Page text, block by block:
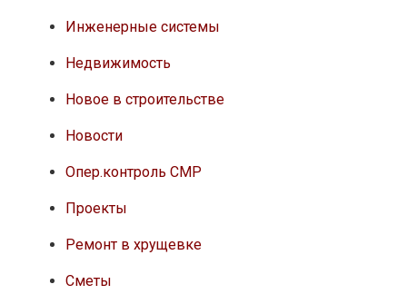
Инженерные системы
Недвижимость
Новое в строительстве
Новости
Опер.контроль СМР
Проекты
Ремонт в хрущевке
Сметы